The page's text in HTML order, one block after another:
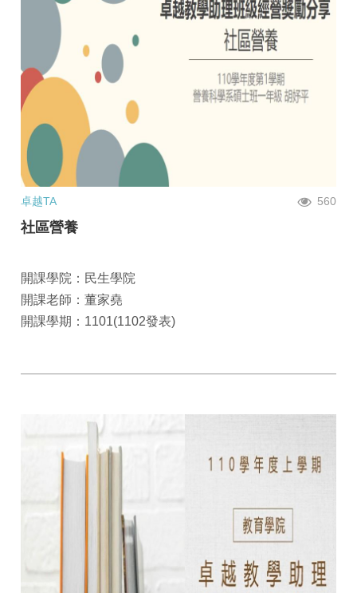
卓越TA 560
社區營養
開課學院：民生學院
開課老師：董家堯
開課學期：1101(1102發表)